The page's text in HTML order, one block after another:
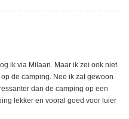
ik via Milaan. Maar ik zei ook niet
de camping. Nee ik zat gewoon
dan de camping op een
lekker en vooral goed voor luier